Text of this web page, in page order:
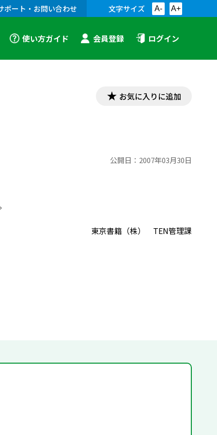
ポート・お問い合わせ 文字サイズ A- A+
使い方ガイド 会員登録 ログイン
お気に入りに追加
公開日： 2007年03月30日
東京書籍（株） TEN管理課